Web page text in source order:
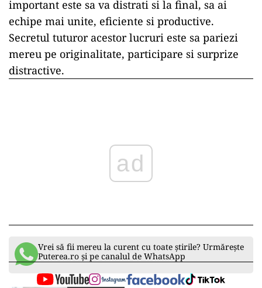
important este sa va distrati si la final, sa ai
echipe mai unite, eficiente si productive.
Secretul tuturor acestor lucruri este sa pariezi
mereu pe originalitate, participare si surprize
distractive.
ad
Vrei să fii mereu la curent cu toate știrile? Urmărește
Puterea.ro și pe canalul de WhatsApp